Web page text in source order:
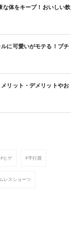
な体をキープ！おいしい飲
ルに可愛いがモテる！プチ
リット・デメリットやお
#ヒゲ #平行眉
レスショーツ